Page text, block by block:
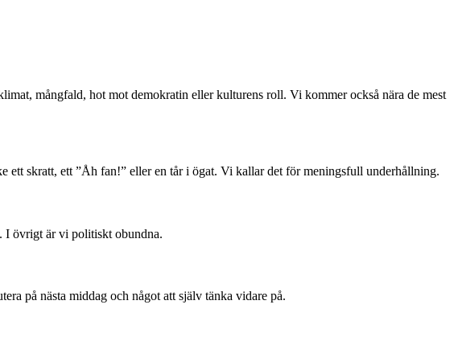
mångfald, hot mot demokratin eller kulturens roll. Vi kommer också nära de mest
ett skratt, ett ”Åh fan!” eller en tår i ögat. Vi kallar det för meningsfull underhållning.
I övrigt är vi politiskt obundna.
på nästa middag och något att själv tänka vidare på.